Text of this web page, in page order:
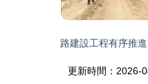
更新時間：2026-